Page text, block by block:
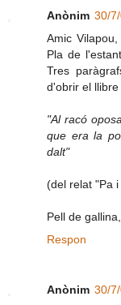
Anònim 30/
Amic
Pla de
Tres
d'obrir el llibre
"Al racó
que era la
dalt"
(del relat "Pa
Pell de
Respon
Anònim 30/